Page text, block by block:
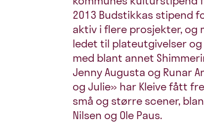
2013 Budstikkas stipend
aktiv i flere prosjekter, og
ledet til plateutgivelser
med blant annet
Jenny Augusta og Runar
og Julie» har Kleive fått
små og større scener,
Nilsen og Ole Paus.